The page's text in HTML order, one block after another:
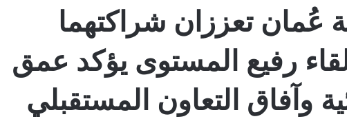
تعززان شراكتهما
لقاء رفيع المستوى يؤكد عمق
وآفاق التعاون المستقبلي